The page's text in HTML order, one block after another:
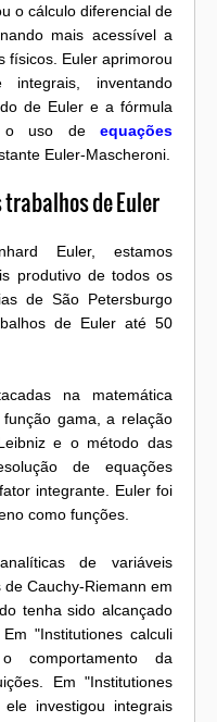
o cálculo diferencial de
mais acessível a
físicos. Euler aprimorou
inventando
de Euler e a fórmula
o uso de equações
Euler-Mascheroni.
de Euler
Euler, estamos
produtivo de todos os
de São Petersburgo
de Euler até 50
na matemática
gama, a relação
e o método das
de equações
integrante. Euler foi
como funções.
de variáveis
Cauchy-Riemann em
tenha sido alcançado
"Institutiones calculi
comportamento da
Em "Institutiones
investigou integrais